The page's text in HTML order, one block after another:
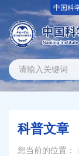
中国科
科普文章
您当前的位置：